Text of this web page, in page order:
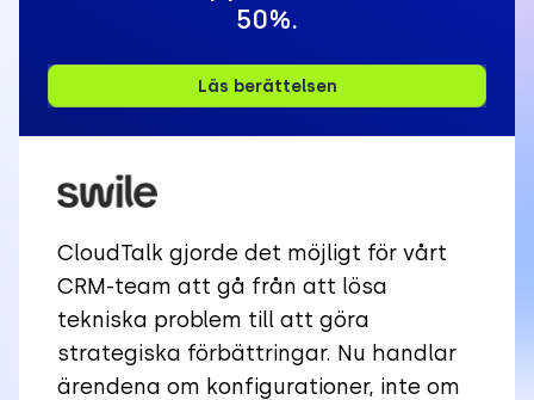
50%.
Läs berättelsen
CloudTalk gjorde det möjligt för vårt
CRM-team att gå från att lösa
tekniska problem till att göra
strategiska förbättringar. Nu handlar
ärendena om konfigurationer, inte om